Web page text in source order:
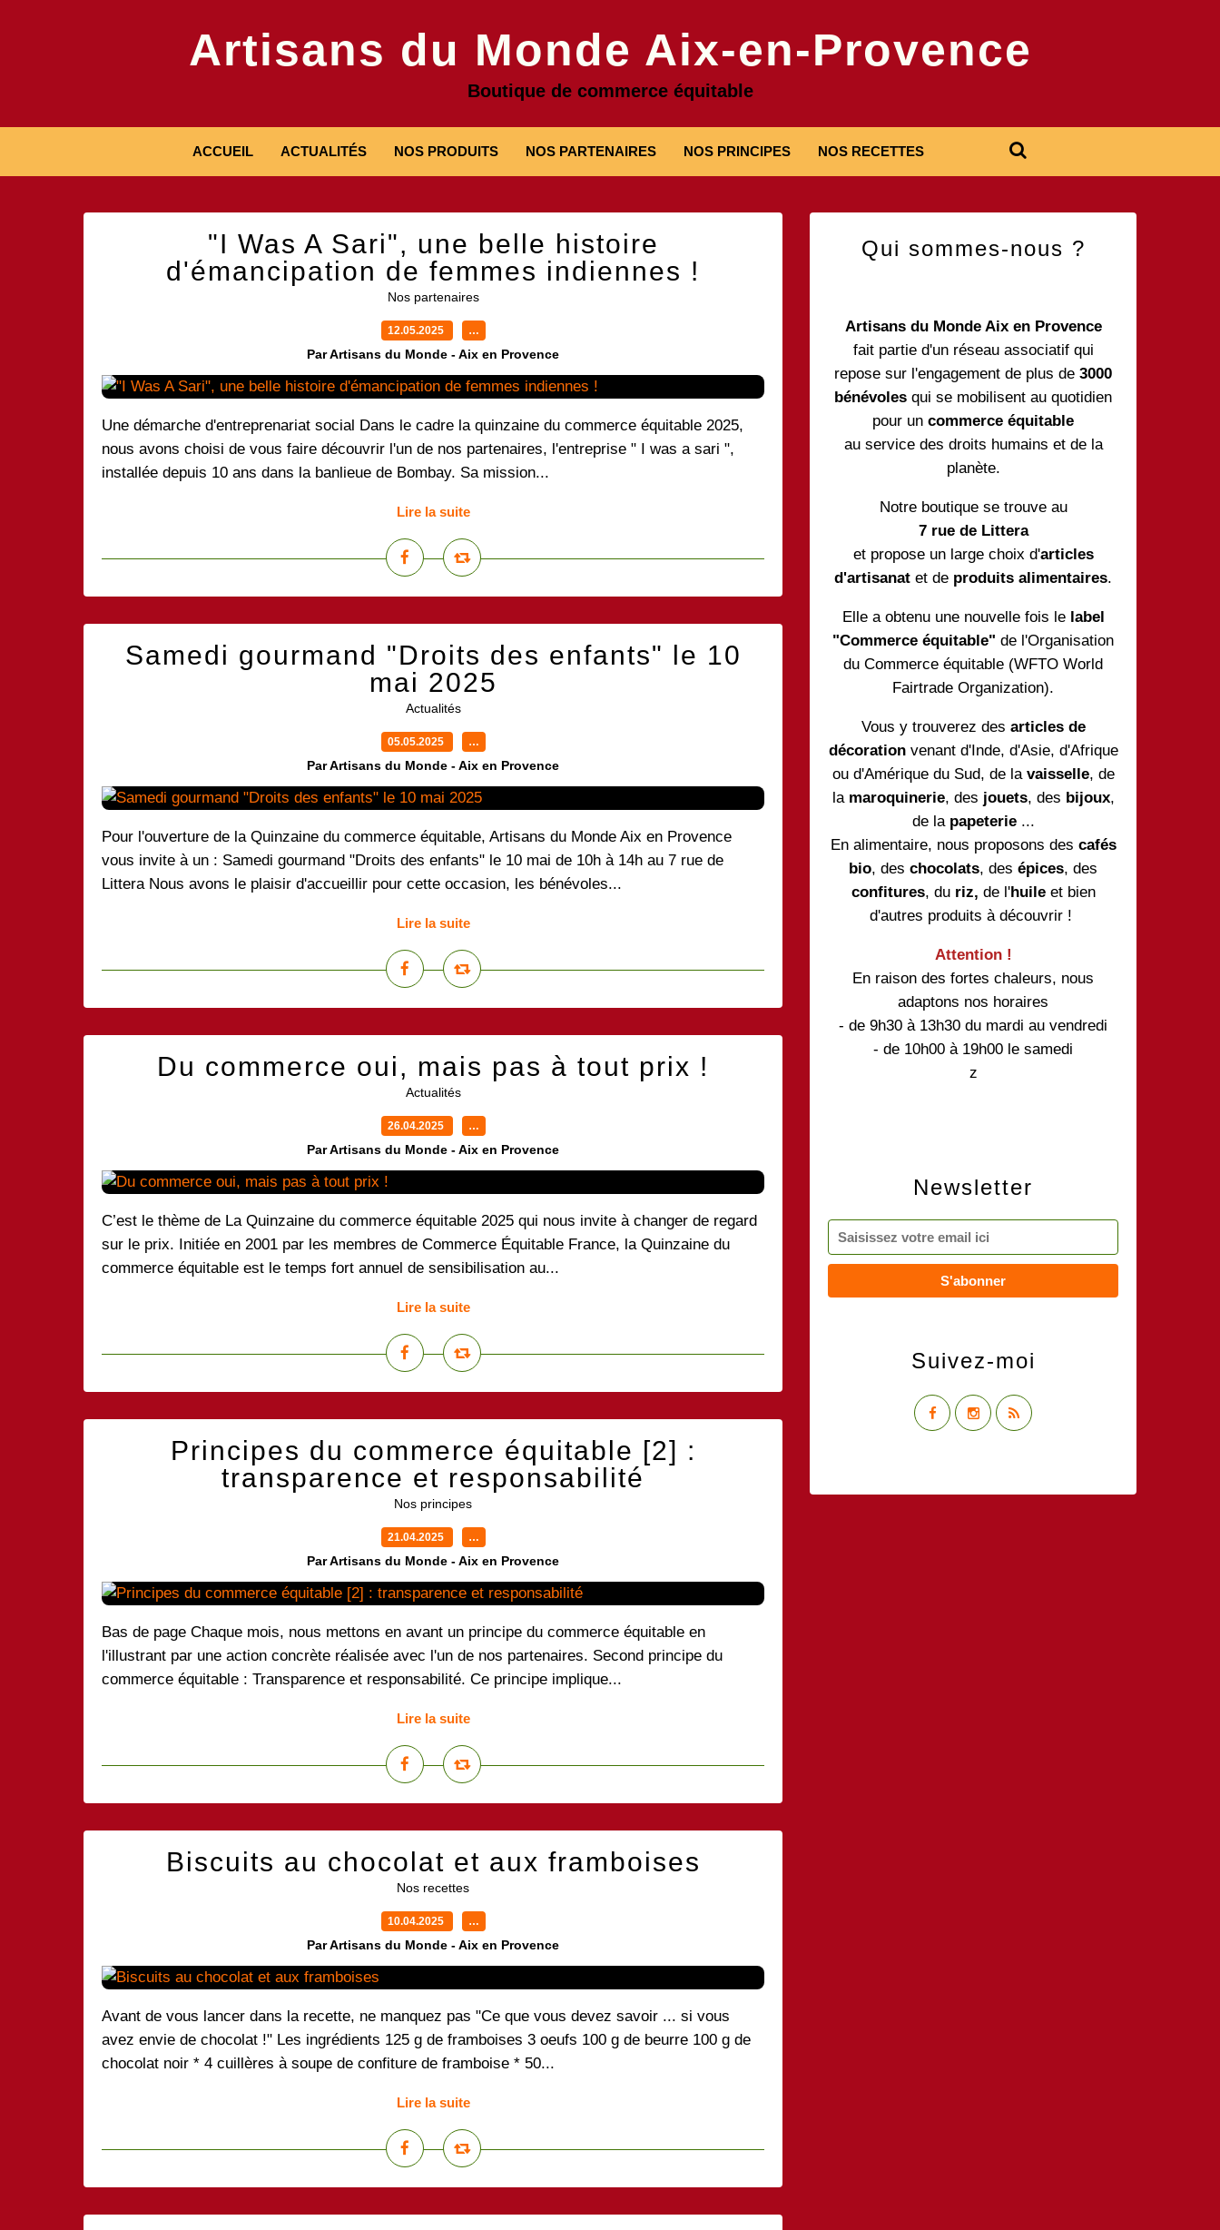
Artisans du Monde Aix-en-Provence
Boutique de commerce équitable
ACCUEIL ACTUALITÉS NOS PRODUITS NOS PARTENAIRES NOS PRINCIPES NOS RECETTES
"I Was A Sari", une belle histoire
d'émancipation de femmes indiennes !
Nos partenaires
12.05.2025 …
Par Artisans du Monde - Aix en Provence
Une démarche d'entreprenariat social Dans le cadre la quinzaine du commerce équitable 2025,
nous avons choisi de vous faire découvrir l'un de nos partenaires, l'entreprise " I was a sari ",
installée depuis 10 ans dans la banlieue de Bombay. Sa mission...
Lire la suite
Samedi gourmand "Droits des enfants" le 10
mai 2025
Actualités
05.05.2025 …
Par Artisans du Monde - Aix en Provence
Pour l'ouverture de la Quinzaine du commerce équitable, Artisans du Monde Aix en Provence
vous invite à un : Samedi gourmand "Droits des enfants" le 10 mai de 10h à 14h au 7 rue de
Littera Nous avons le plaisir d'accueillir pour cette occasion, les bénévoles...
Lire la suite
Du commerce oui, mais pas à tout prix !
Actualités
26.04.2025 …
Par Artisans du Monde - Aix en Provence
C’est le thème de La Quinzaine du commerce équitable 2025 qui nous invite à changer de regard
sur le prix. Initiée en 2001 par les membres de Commerce Équitable France, la Quinzaine du
commerce équitable est le temps fort annuel de sensibilisation au...
Lire la suite
Principes du commerce équitable [2] :
transparence et responsabilité
Nos principes
21.04.2025 …
Par Artisans du Monde - Aix en Provence
Bas de page Chaque mois, nous mettons en avant un principe du commerce équitable en
l'illustrant par une action concrète réalisée avec l'un de nos partenaires. Second principe du
commerce équitable : Transparence et responsabilité. Ce principe implique...
Lire la suite
Biscuits au chocolat et aux framboises
Nos recettes
10.04.2025 …
Par Artisans du Monde - Aix en Provence
Avant de vous lancer dans la recette, ne manquez pas "Ce que vous devez savoir ... si vous
avez envie de chocolat !" Les ingrédients 125 g de framboises 3 oeufs 100 g de beurre 100 g de
chocolat noir * 4 cuillères à soupe de confiture de framboise * 50...
Lire la suite
Newsletter
Suivez-moi
Qui sommes-nous ?
Artisans du Monde Aix en Provence
fait partie d'un réseau associatif qui
repose sur l'engagement de plus de 3000
bénévoles qui se mobilisent au quotidien
pour un commerce équitable
au service des droits humains et de la
planète.
Notre boutique se trouve au
7 rue de Littera
et propose un large choix d'articles
d'artisanat et de produits alimentaires.
Elle a obtenu une nouvelle fois lelabel
"Commerce équitable" de l'Organisation
du Commerce équitable (WFTO World
Fairtrade Organization).
Vous y trouverez des articles de
décorationvenant d'Inde, d'Asie, d'Afrique
ou d'Amérique du Sud, de la vaisselle, de
la maroquinerie, des jouets, des bijoux,
de la papeterie...
En alimentaire, nous proposons des cafés
bio, des chocolats, des épices, des
confitures, duriz, de l'huileet bien
d'autres produits à découvrir !
Attention !
En raison des fortes chaleurs, nous
adaptons nos horaires
- de 9h30 à 13h30 du mardi au vendredi
- de 10h00 à 19h00 le samedi
z